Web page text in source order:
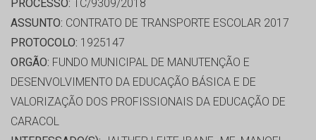
PROCESSO: TC/9309/2018
ASSUNTO: CONTRATO DE TRANSPORTE ESCOLAR 2017
PROTOCOLO: 1925147
ORGÃO: FUNDO MUNICIPAL DE MANUTENÇÃO E
DESENVOLVIMENTO DA EDUCAÇÃO BÁSICA E DE
VALORIZAÇÃO DOS PROFISSIONAIS DA EDUCAÇÃO DE
CARACOL